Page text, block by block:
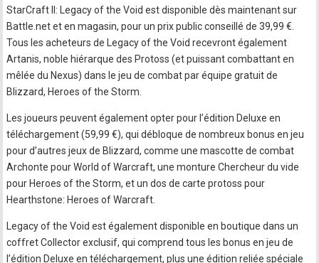
StarCraft II: Legacy of the Void est disponible dès maintenant sur
Battle.net et en magasin, pour un prix public conseillé de 39,99 €.
Tous les acheteurs de Legacy of the Void recevront également
Artanis, noble hiérarque des Protoss (et puissant combattant en
mêlée du Nexus) dans le jeu de combat par équipe gratuit de
Blizzard, Heroes of the Storm.
Les joueurs peuvent également opter pour l’édition Deluxe en
téléchargement (59,99 €), qui débloque de nombreux bonus en jeu
pour d’autres jeux de Blizzard, comme une mascotte de combat
Archonte pour World of Warcraft, une monture Chercheur du vide
pour Heroes of the Storm, et un dos de carte protoss pour
Hearthstone: Heroes of Warcraft.
Legacy of the Void est également disponible en boutique dans un
coffret Collector exclusif, qui comprend tous les bonus en jeu de
l’édition Deluxe en téléchargement, plus une édition reliée spéciale